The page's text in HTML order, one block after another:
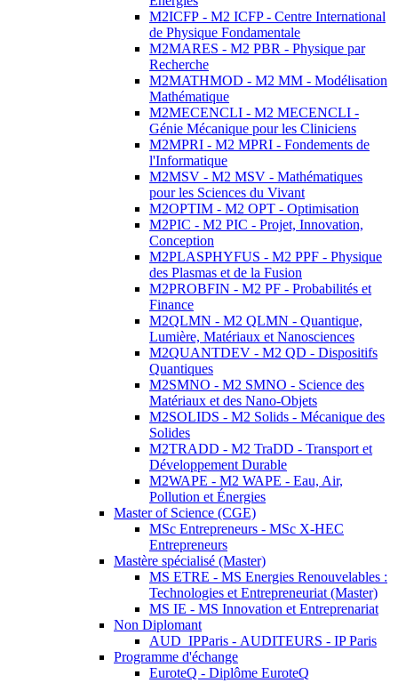
M2ICFP - M2 ICFP - Centre International
de Physique Fondamentale
M2MARES - M2 PBR - Physique par
Recherche
M2MATHMOD - M2 MM - Modélisation
Mathématique
M2MECENCLI - M2 MECENCLI -
Génie Mécanique pour les Cliniciens
M2MPRI - M2 MPRI - Fondements de
l'Informatique
M2MSV - M2 MSV - Mathématiques
pour les Sciences du Vivant
M2OPTIM - M2 OPT - Optimisation
M2PIC - M2 PIC - Projet, Innovation,
Conception
M2PLASPHYFUS - M2 PPF - Physique
des Plasmas et de la Fusion
M2PROBFIN - M2 PF - Probabilités et
Finance
M2QLMN - M2 QLMN - Quantique,
Lumière, Matériaux et Nanosciences
M2QUANTDEV - M2 QD - Dispositifs
Quantiques
M2SMNO - M2 SMNO - Science des
Matériaux et des Nano-Objets
M2SOLIDS - M2 Solids - Mécanique des
Solides
M2TRADD - M2 TraDD - Transport et
Développement Durable
M2WAPE - M2 WAPE - Eau, Air,
Pollution et Énergies
Master of Science (CGE)
MSc Entrepreneurs - MSc X-HEC
Entrepreneurs
Mastère spécialisé (Master)
MS ETRE - MS Energies Renouvelables :
Technologies et Entrepreneuriat (Master)
MS IE - MS Innovation et Entreprenariat
Non Diplomant
AUD_IPParis - AUDITEURS - IP Paris
Programme d'échange
EuroteQ - Diplôme EuroteQ